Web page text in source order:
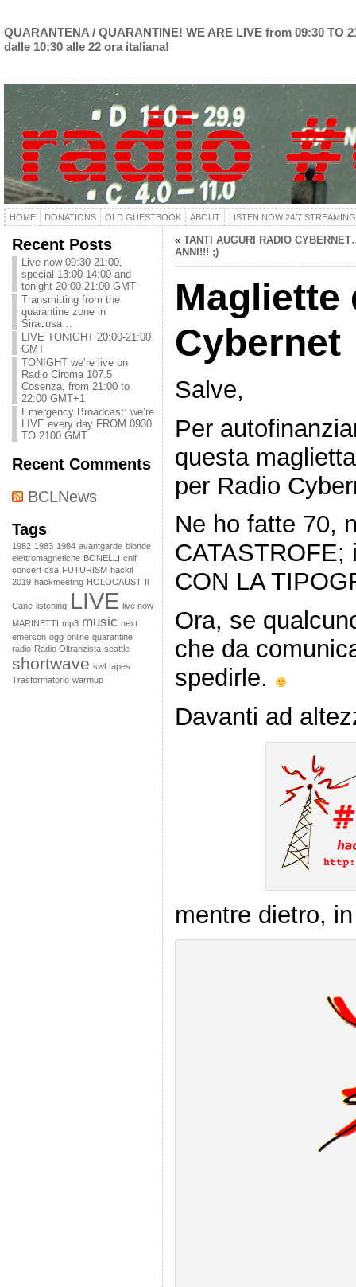
QUARANTENA / QUARANTINE! WE ARE LIVE from 09:30 TO
dalle 10:30 alle 22 ora italiana!
HOME DONATIONS OLD GUESTBOOK ABOUT LISTEN NOW 24/7 STREAMING
Recent Posts
Live now 09:30-21:00,
special 13:00-14:00 and
tonight 20:00-21:00 GMT
Transmitting from the
quarantine zone in
Siracusa…
LIVE TONIGHT 20:00-21:00
GMT
TONIGHT we’re live on
Radio Ciroma 107.5
Cosenza, from 21:00 to
22:00 GMT+1
Emergency Broadcast: we’re
LIVE every day FROM 0930
TO 2100 GMT
Recent Comments
BCLNews
Tags
1982 1983 1984 avantgarde bionde
elettromagnetiche BONELLI cnlf
concert csa FUTURISM hackit
2019 hackmeeting HOLOCAUST Il
Cane listening LIVE live now
MARINETTI mp3 music next
emerson ogg online quarantine
radio Radio Oltranzista seattle
shortwave swl tapes
Trasformatorio warmup
« TANTI AUGURI RADIO
ANNI!!! ;)
Magliette
Cybernet
Salve,
Per
questa
per Radio
Ne ho fatte 70,
CATASTROFE;
CON LA
Ora, se
che da
spedirle.
Davanti ad
mentre dietro, in